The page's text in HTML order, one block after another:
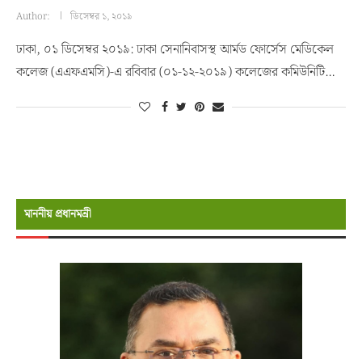
Author: ডিসেম্বর ১, ২০১৯
ঢাকা, ০১ ডিসেম্বর ২০১৯: ঢাকা সেনানিবাসস্থ আর্মড ফোর্সেস মেডিকেল
কলেজ (এএফএমসি)-এ রবিবার (০১-১২-২০১৯) কলেজের কমিউনিটি…
মাননীয় প্রধানমন্রী